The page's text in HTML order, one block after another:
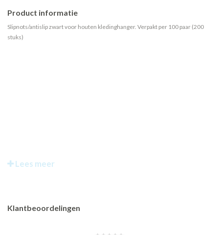
Product informatie
Slipnots/antislip zwart voor houten kledinghanger. Verpakt per 100 paar (200
stuks)
Lees meer
Klantbeoordelingen